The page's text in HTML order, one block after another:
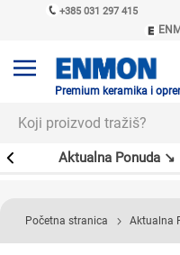
+385 031 297 415
Premium keramika i
Aktualna Ponuda ↘
Početna stranica Aktualna